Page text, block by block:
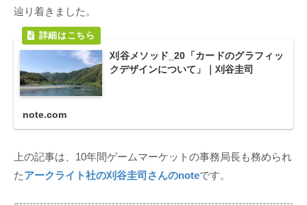
辿り着きました。
刈谷メソッド_20「カードのグラフィッ
クデザインについて」｜刈谷圭司
note.com
上の記事は、10年間ゲームマーケットの事務局長も務められ
たアークライト社の刈谷圭司さんのnoteです。